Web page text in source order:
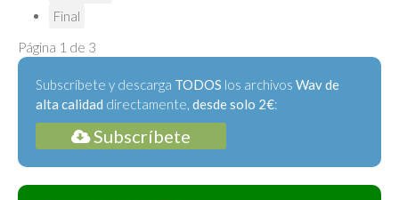
Final
Página 1 de 3
Subscríbete y descarga TODOS los archivos Wav de
alta calidad directamente, desde solo 2€:
Subscríbete